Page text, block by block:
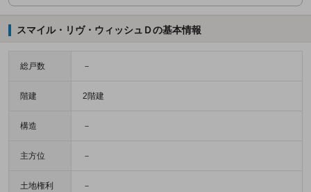
スマイル・リヴ・ウィッシュＤの基本情報
総戸数 －
階建 2階建
構造 －
主方位 －
土地権利 －